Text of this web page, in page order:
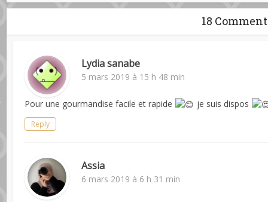
18
Lydia sanabe
5 mars 2019 à 15 h 48 min
Pour une gourmandise facile et rapide je suis dispos
Reply
Assia
6 mars 2019 à 6 h 31 min